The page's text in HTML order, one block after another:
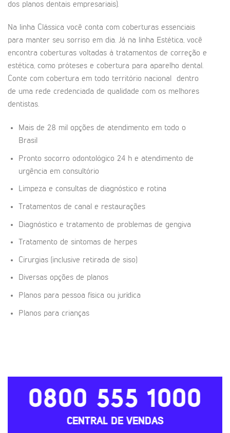
dos planos dentais empresariais).
Na linha Clássica você conta com coberturas essenciais
para manter seu sorriso em dia. Já na linha Estética, você
encontra coberturas voltadas à tratamentos de correção e
estética, como próteses e cobertura para aparelho dental.
Conte com cobertura em todo território nacional dentro
de uma rede credenciada de qualidade com os melhores
dentistas.
Mais de 28 mil opções de atendimento em todo o
Brasil
Pronto socorro odontológico 24 h e atendimento de
urgência em consultório
Limpeza e consultas de diagnóstico e rotina
Tratamentos de canal e restaurações
Diagnóstico e tratamento de problemas de gengiva
Tratamento de sintomas de herpes
Cirurgias (inclusive retirada de siso)
Diversas opções de planos
Planos para pessoa física ou jurídica
Planos para crianças
0800 555 1000
CENTRAL DE VENDAS